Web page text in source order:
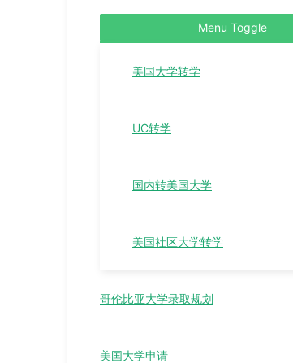
Menu Toggle
美国大学转学
UC转学
国内转美国大学
美国社区大学转学
哥伦比亚大学录取规划
美国大学申请